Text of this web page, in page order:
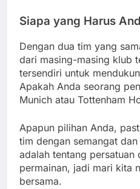
Siapa yang Harus
Dengan dua tim yang
dari masing-masing klub
tersendiri untuk
Apakah Anda seorang
Munich atau Tottenham
Apapun pilihan Anda,
tim dengan semangat
adalah tentang persatuan
permainan, jadi mari kita
bersama.